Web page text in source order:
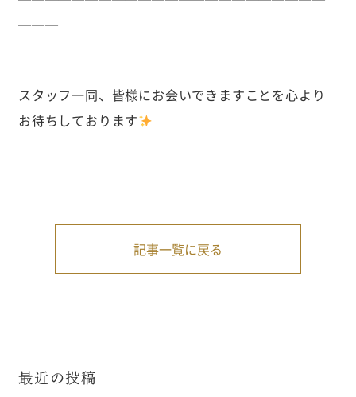
スタッフ一同、皆様にお会いできますことを心より
お待ちしております
記事一覧に戻る
最近の投稿